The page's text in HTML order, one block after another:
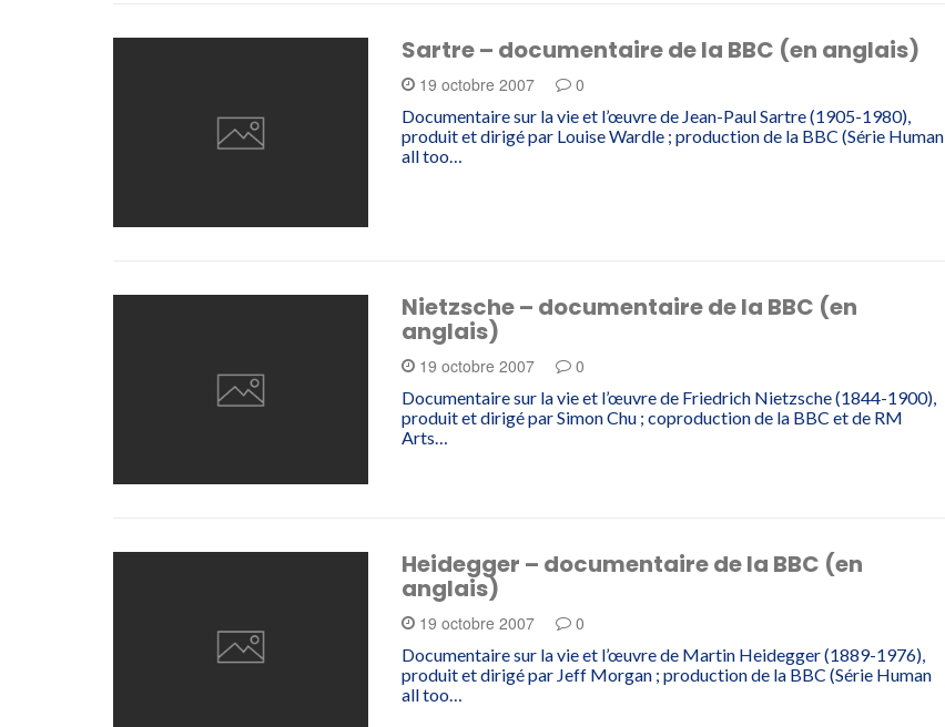
Sartre – documentaire de la BBC (en anglais)
19 octobre 2007 0
Documentaire sur la vie et l’œuvre de Jean-Paul Sartre (1905-1980),
produit et dirigé par Louise Wardle ; production de la BBC (Série Human
all too…
Nietzsche – documentaire de la BBC (en
anglais)
19 octobre 2007 0
Documentaire sur la vie et l’œuvre de Friedrich Nietzsche (1844-1900),
produit et dirigé par Simon Chu ; coproduction de la BBC et de RM
Arts…
Heidegger – documentaire de la BBC (en
anglais)
19 octobre 2007 0
Documentaire sur la vie et l’œuvre de Martin Heidegger (1889-1976),
produit et dirigé par Jeff Morgan ; production de la BBC (Série Human
all too…